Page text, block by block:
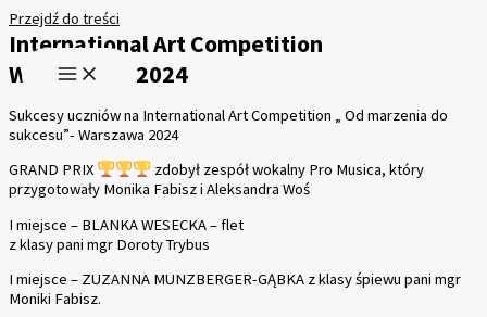
Przejdź do treści
International Art Competition
WARSZAWA 2024
Sukcesy uczniów na International Art Competition „ Od marzenia do
sukcesu”- Warszawa 2024
GRAND PRIX
zdobył zespół wokalny Pro Musica, który
przygotowały Monika Fabisz i Aleksandra Woś
I miejsce – BLANKA WESECKA – flet
z klasy pani mgr Doroty Trybus
I miejsce – ZUZANNA MUNZBERGER-GĄBKA z klasy śpiewu pani mgr
Moniki Fabisz.